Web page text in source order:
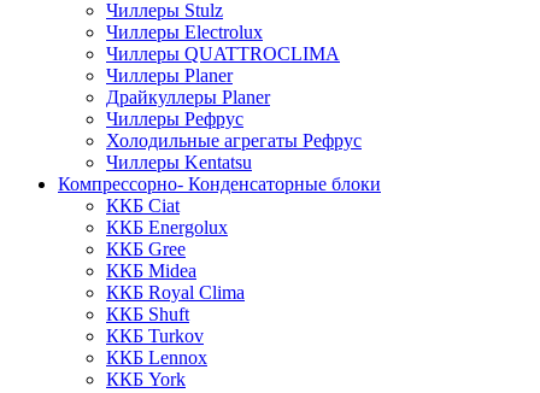
Чиллеры Stulz
Чиллеры Electrolux
Чиллеры QUATTROCLIMA
Чиллеры Planer
Драйкуллеры Planer
Чиллеры Рефрус
Холодильные агрегаты Рефрус
Чиллеры Kentatsu
Компрессорно- Конденсаторные блоки
ККБ Ciat
ККБ Energolux
ККБ Gree
ККБ Midea
ККБ Royal Clima
ККБ Shuft
ККБ Turkov
ККБ Lennox
ККБ York